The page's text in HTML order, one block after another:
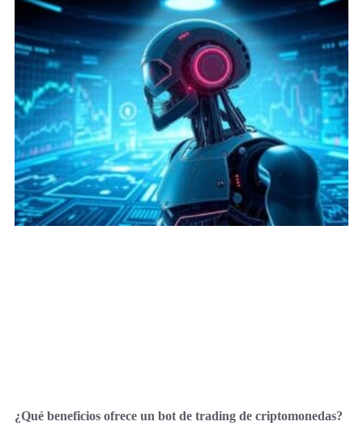
¿Qué beneficios ofrece un bot de trading de criptomonedas?